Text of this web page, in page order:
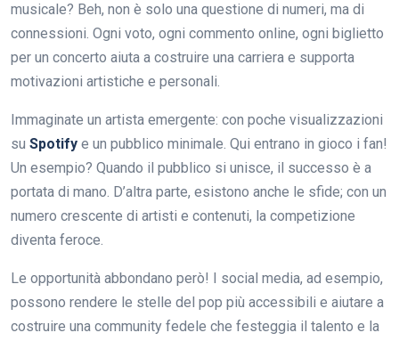
musicale? Beh, non è solo una questione di numeri, ma di
connessioni. Ogni voto, ogni commento online, ogni biglietto
per un concerto aiuta a costruire una carriera e supporta
motivazioni artistiche e personali.
Immaginate un artista emergente: con poche visualizzazioni
su Spotify e un pubblico minimale. Qui entrano in gioco i fan!
Un esempio? Quando il pubblico si unisce, il successo è a
portata di mano. D’altra parte, esistono anche le sfide; con un
numero crescente di artisti e contenuti, la competizione
diventa feroce.
Le opportunità abbondano però! I social media, ad esempio,
possono rendere le stelle del pop più accessibili e aiutare a
costruire una community fedele che festeggia il talento e la